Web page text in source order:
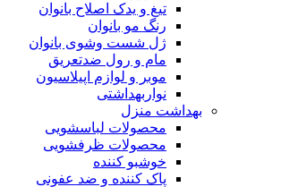
تیغ و یدک اصلاح بانوان
رنگ مو بانوان
ژل شست وشوی بانوان
مام و رول ضدتعریق
موبر و لوازم اپیلاسیون
نواربهداشتی
بهداشت منزل
محصولات لباسشویی
محصولات ظرفشویی
خوشبو کننده
پاک کننده و ضد عفونی